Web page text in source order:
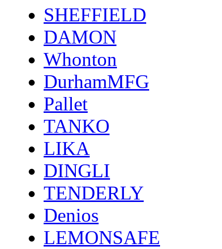
SHEFFIELD
DAMON
Whonton
DurhamMFG
Pallet
TANKO
LIKA
DINGLI
TENDERLY
Denios
LEMONSAFE